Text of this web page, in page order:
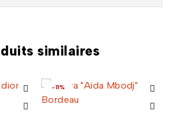
similaires
-11%